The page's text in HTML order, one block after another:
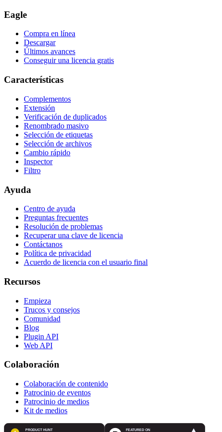
Eagle
Compra en línea
Descargar
Últimos avances
Conseguir una licencia gratis
Características
Complementos
Extensión
Verificación de duplicados
Renombrado masivo
Selección de etiquetas
Selección de archivos
Cambio rápido
Inspector
Filtro
Ayuda
Centro de ayuda
Preguntas frecuentes
Resolución de problemas
Recuperar una clave de licencia
Contáctanos
Política de privacidad
Acuerdo de licencia con el usuario final
Recursos
Empieza
Trucos y consejos
Comunidad
Blog
Plugin API
Web API
Colaboración
Colaboración de contenido
Patrocinio de eventos
Patrocinio de medios
Kit de medios